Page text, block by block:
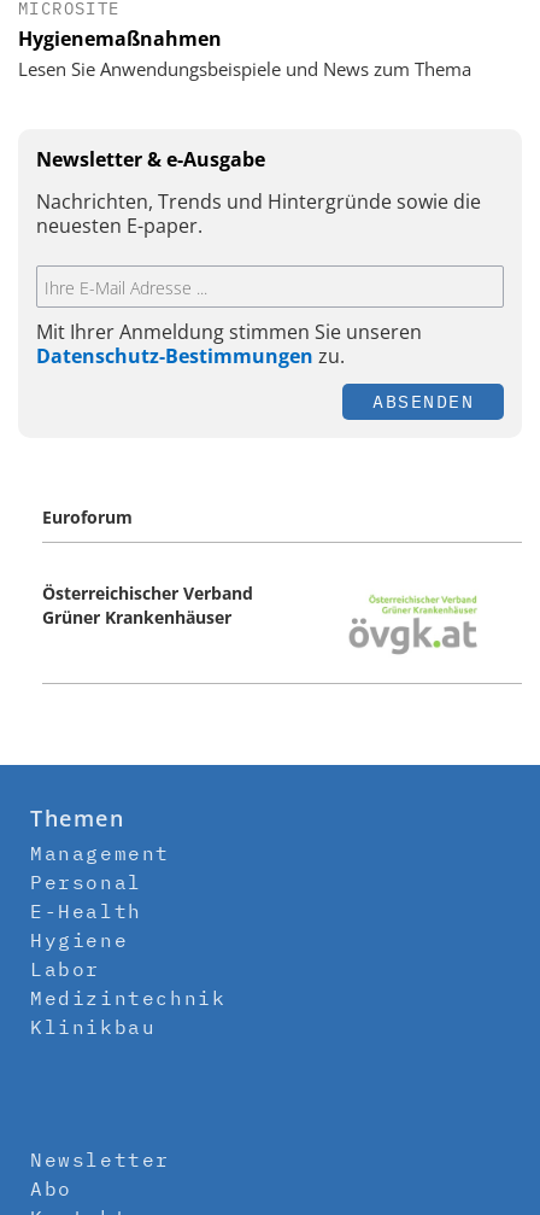
MICROSITE
Hygienemaßnahmen
Lesen Sie Anwendungsbeispiele und News zum Thema
Newsletter & e-Ausgabe
Nachrichten, Trends und Hintergründe sowie die
neuesten E-paper.
Mit Ihrer Anmeldung stimmen Sie unseren
Datenschutz-Bestimmungen zu.
ABSENDEN
Euroforum
Österreichischer Verband
Grüner Krankenhäuser
Themen
Management
Personal
E-Health
Hygiene
Labor
Medizintechnik
Klinikbau
Newsletter
Abo